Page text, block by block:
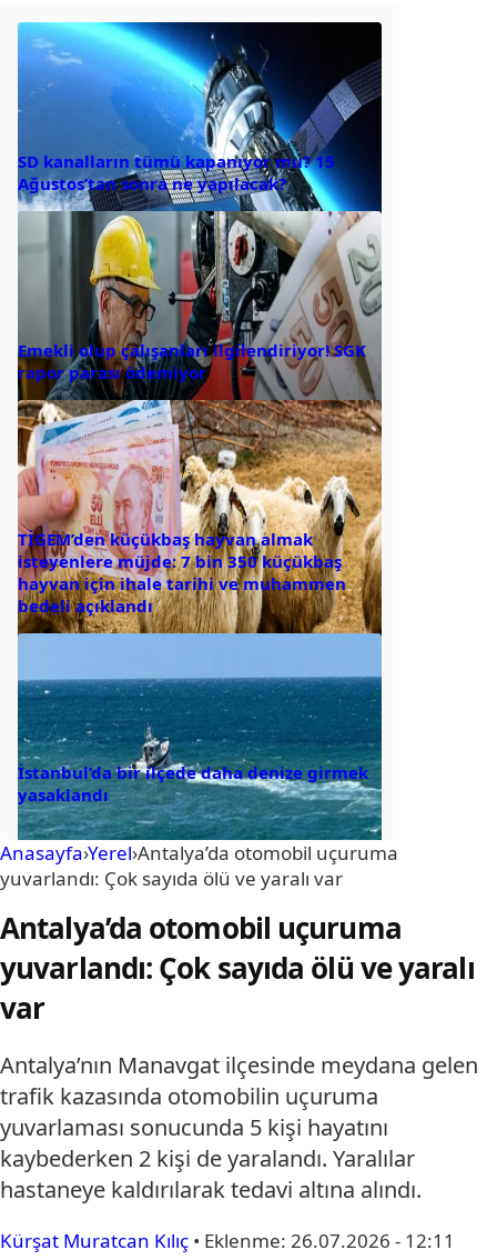
SD kanalların tümü kapanıyor mu? 15
Ağustos’tan sonra ne yapılacak?
Emekli olup çalışanları ilgilendiriyor! SGK
rapor parası ödemiyor
TİGEM’den küçükbaş hayvan almak
isteyenlere müjde: 7 bin 350 küçükbaş
hayvan için ihale tarihi ve muhammen
bedeli açıklandı
İstanbul’da bir ilçede daha denize girmek
yasaklandı
Anasayfa›Yerel›Antalya’da otomobil uçuruma
yuvarlandı: Çok sayıda ölü ve yaralı var
Antalya’da otomobil uçuruma
yuvarlandı: Çok sayıda ölü ve yaralı
var
Antalya’nın Manavgat ilçesinde meydana gelen
trafik kazasında otomobilin uçuruma
yuvarlaması sonucunda 5 kişi hayatını
kaybederken 2 kişi de yaralandı. Yaralılar
hastaneye kaldırılarak tedavi altına alındı.
Kürşat Muratcan Kılıç • Eklenme: 26.07.2026 - 12:11